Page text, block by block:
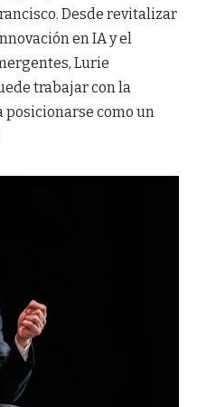
Desde revitalizar
en IA y el
Lurie
trabajar con la
como un